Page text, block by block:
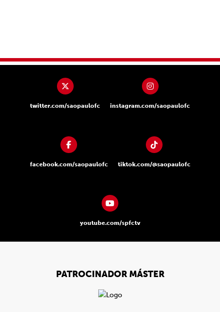
twitter.com/saopaulofc instagram.com/saopaulofc
facebook.com/saopaulofc tiktok.com/@saopaulofc
youtube.com/spfctv
PATROCINADOR MÁSTER